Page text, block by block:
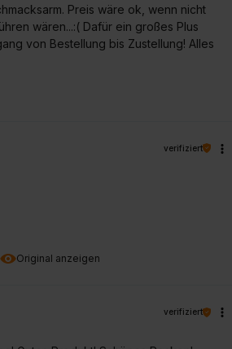
Preis wäre ok, wenn nicht
wären...:( Dafür ein großes Plus
von Bestellung bis Zustellung! Alles
Original anzeigen
verifiziert
verifiziert